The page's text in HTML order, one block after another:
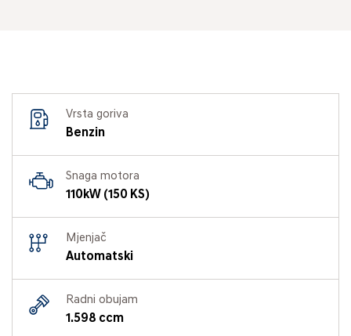
Vrsta goriva
Benzin
Snaga motora
110kW (150 KS)
Mjenjač
Automatski
Radni obujam
1.598 ccm